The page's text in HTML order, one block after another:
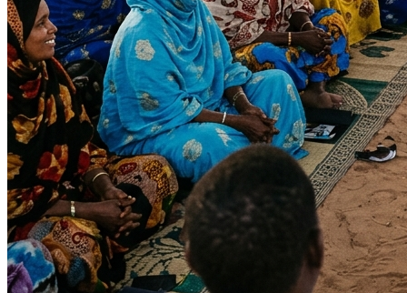
Impact Direct
+150
Interventions réussies cette année.
Blog & Actualités
Dernières nouvelles du terrain
Toute l'actualité